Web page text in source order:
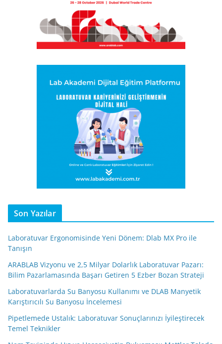
Son Yazılar
Laboratuvar Ergonomisinde Yeni Dönem: Dlab MX Pro ile
Tanışın
ARABLAB Vizyonu ve 2,5 Milyar Dolarlık Laboratuvar Pazarı:
Bilim Pazarlamasında Başarı Getiren 5 Ezber Bozan Strateji
Laboratuvarlarda Su Banyosu Kullanımı ve DLAB Manyetik
Karıştırıcılı Su Banyosu İncelemesi
Pipetlemede Ustalık: Laboratuvar Sonuçlarınızı İyileştirecek
Temel Teknikler